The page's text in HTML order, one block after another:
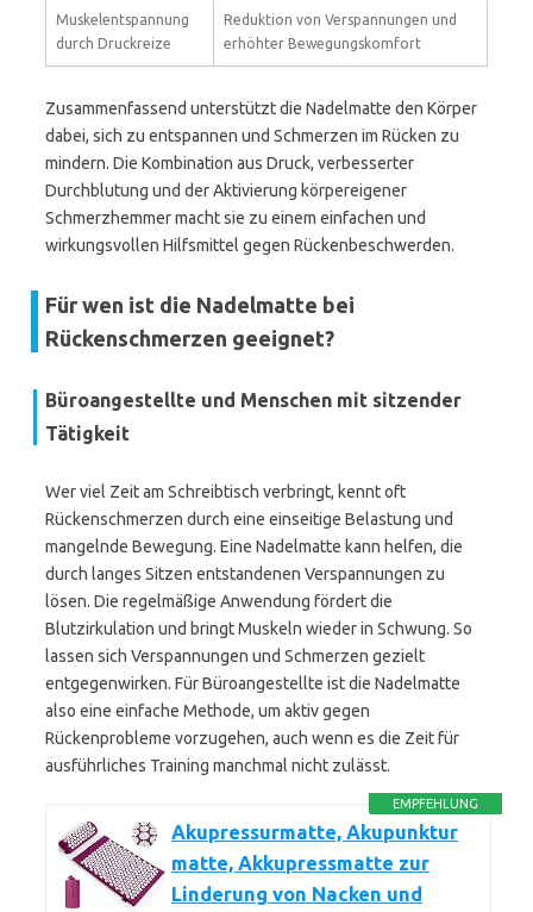
Muskelentspannung
durch Druckreize
Reduktion von Verspannungen und
erhöhter Bewegungskomfort
Zusammenfassend unterstützt die Nadelmatte den Körper
dabei, sich zu entspannen und Schmerzen im Rücken zu
mindern. Die Kombination aus Druck, verbesserter
Durchblutung und der Aktivierung körpereigener
Schmerzhemmer macht sie zu einem einfachen und
wirkungsvollen Hilfsmittel gegen Rückenbeschwerden.
Für wen ist die Nadelmatte bei
Rückenschmerzen geeignet?
Büroangestellte und Menschen mit sitzender
Tätigkeit
Wer viel Zeit am Schreibtisch verbringt, kennt oft
Rückenschmerzen durch eine einseitige Belastung und
mangelnde Bewegung. Eine Nadelmatte kann helfen, die
durch langes Sitzen entstandenen Verspannungen zu
lösen. Die regelmäßige Anwendung fördert die
Blutzirkulation und bringt Muskeln wieder in Schwung. So
lassen sich Verspannungen und Schmerzen gezielt
entgegenwirken. Für Büroangestellte ist die Nadelmatte
also eine einfache Methode, um aktiv gegen
Rückenprobleme vorzugehen, auch wenn es die Zeit für
ausführliches Training manchmal nicht zulässt.
EMPFEHLUNG
Akupressurmatte, Akupunktur
matte, Akkupressmatte zur
Linderung von Nacken und